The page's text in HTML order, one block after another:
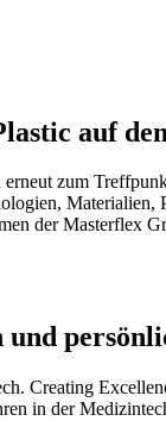
auf
zum
der Masterflex
Creating
in der